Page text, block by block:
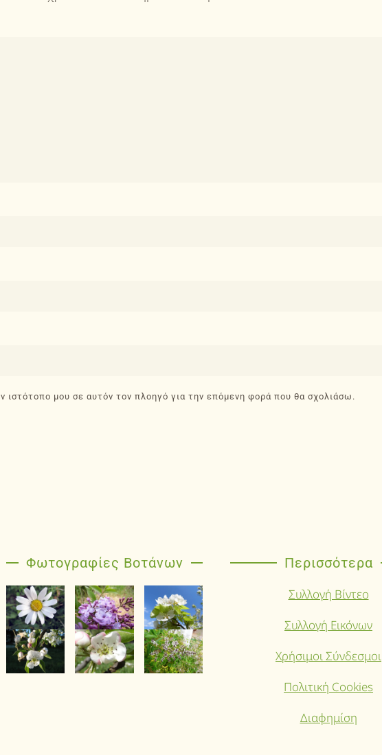
ιστότοπο μου σε αυτόν τον πλοηγό για την επόμενη φορά που θα σχολιάσω.
Φωτογραφίες Βοτάνων Περισσότερα
Συλλογή Βίντεο
Συλλογή Εικόνων
Χρήσιμοι Σύνδεσμοι
Πολιτική Cookies
Διαφημίση